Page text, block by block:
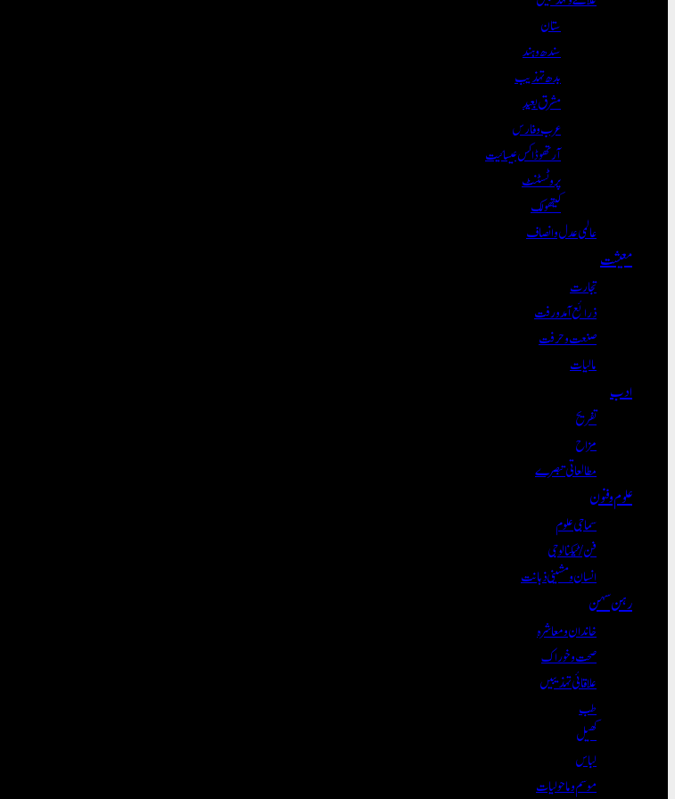
ستان
سندھ و ہند
بدھ تہذیب
مشرق بعید
عرب و فارس
آرتھوڈاکس عیسائیت
پروٹسٹنٹ
کیتھولک
عالمی عدل و انصاف
معیشت
تجارت
ذرائع آمدورفت
صنعت و حرفت
مالیات
ادب
تفریح
مزاح
مطالعاتی تبصرے
علوم و فنون
سماجی علوم
فن/ٹیکنالوجی
انسان و مشینی ذہانت
رہن سہن
خاندان و معاشرہ
صحت و خوراک
علاقائی تہذیبیں
طب
کھیل
لباس
موسم و ماحولیات